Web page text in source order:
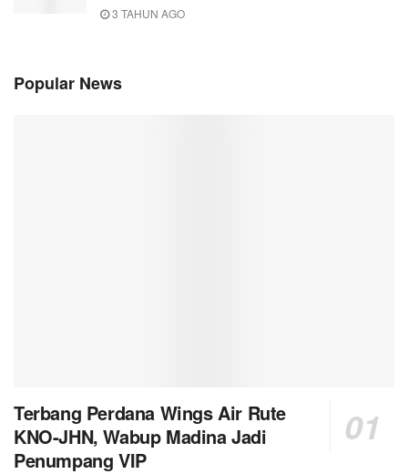
3 TAHUN AGO
Popular News
Terbang Perdana Wings Air Rute
KNO-JHN, Wabup Madina Jadi
Penumpang VIP